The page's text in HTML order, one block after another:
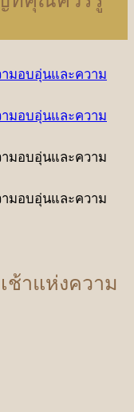
ช้าแห่งความ